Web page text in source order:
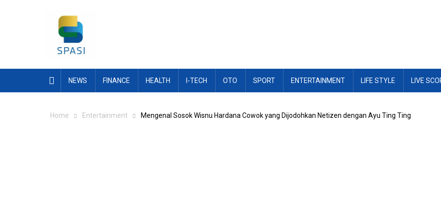
NEWS FINANCE HEALTH I-TECH OTO SPORT ENTERTAINMENT LIFE STYLE LIVE
Home Entertainment Mengenal Sosok Wisnu Hardana Cowok yang Dijodohkan Netizen dengan Ayu Ting Ting